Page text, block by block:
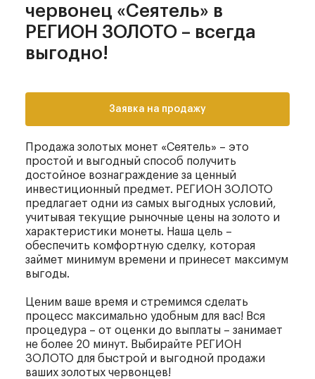
червонец «Сеятель» в
РЕГИОН ЗОЛОТО – всегда
выгодно!
Заявка на продажу
Продажа золотых монет «Сеятель» – это
простой и выгодный способ получить
достойное вознаграждение за ценный
инвестиционный предмет. РЕГИОН ЗОЛОТО
предлагает одни из самых выгодных условий,
учитывая текущие рыночные цены на золото и
характеристики монеты. Наша цель –
обеспечить комфортную сделку, которая
займет минимум времени и принесет максимум
выгоды.
Ценим ваше время и стремимся сделать
процесс максимально удобным для вас! Вся
процедура – от оценки до выплаты – занимает
не более 20 минут. Выбирайте РЕГИОН
ЗОЛОТО для быстрой и выгодной продажи
ваших золотых червонцев!